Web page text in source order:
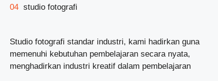
04 studio fotografi
Studio fotografi standar industri, kami hadirkan guna
memenuhi kebutuhan pembelajaran secara nyata,
menghadirkan industri kreatif dalam pembelajaran